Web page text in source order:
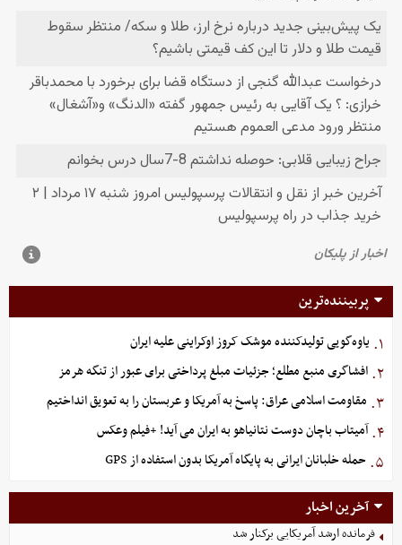
پربیننده‌ترین
۱. یاوه‌گویی تولیدکننده موشک کروز اوکراینی علیه ایران
۲. افشاگری منبع مطلع؛ جزئیات مبلغ پرداختی برای عبور از تنگه هرمز
۳. مقاومت اسلامی عراق: پاسخ به آمریکا و عربستان را به تعویق انداختیم
۴. آمیتاب باچان دوست نتانیاهو به ایران می آید! +فیلم وعکس
۵. حمله خلبانان ایرانی به پایگاه آمریکا بدون استفاده از GPS
آخرین اخبار
فرمانده ارشد آمریکایی برکنار شد